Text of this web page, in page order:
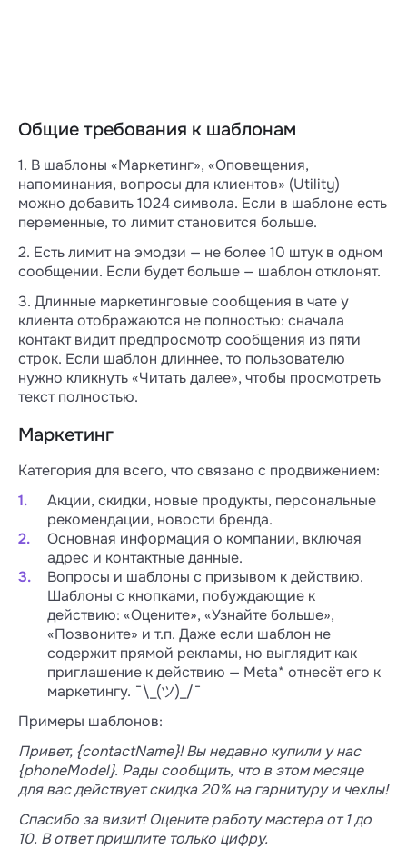
Общие требования к шаблонам
1. В шаблоны «Маркетинг», «Оповещения,
напоминания, вопросы для клиентов» (Utility)
можно добавить 1024 символа. Если в шаблоне есть
переменные, то лимит становится больше.
2. Есть лимит на эмодзи — не более 10 штук в одном
сообщении. Если будет больше — шаблон отклонят.
3. Длинные маркетинговые сообщения в чате у
клиента отображаются не полностью: сначала
контакт видит предпросмотр сообщения из пяти
строк. Если шаблон длиннее, то пользователю
нужно кликнуть «Читать далее», чтобы просмотреть
текст полностью.
Маркетинг
Категория для всего, что связано с продвижением:
Акции, скидки, новые продукты, персональные
рекомендации, новости бренда.
Основная информация о компании, включая
адрес и контактные данные.
Вопросы и шаблоны с призывом к действию.
Шаблоны с кнопками, побуждающие к
действию: «Оцените», «Узнайте больше»,
«Позвоните» и т.п. Даже если шаблон не
содержит прямой рекламы, но выглядит как
приглашение к действию — Meta* отнесёт его к
маркетингу. ¯\_(ツ)_/¯
Примеры шаблонов:
Привет, {contactName}! Вы недавно купили у нас
{phoneModel}. Рады сообщить, что в этом месяце
для вас действует скидка 20% на гарнитуру и чехлы!
Спасибо за визит! Оцените работу мастера от 1 до
10. В ответ пришлите только цифру.